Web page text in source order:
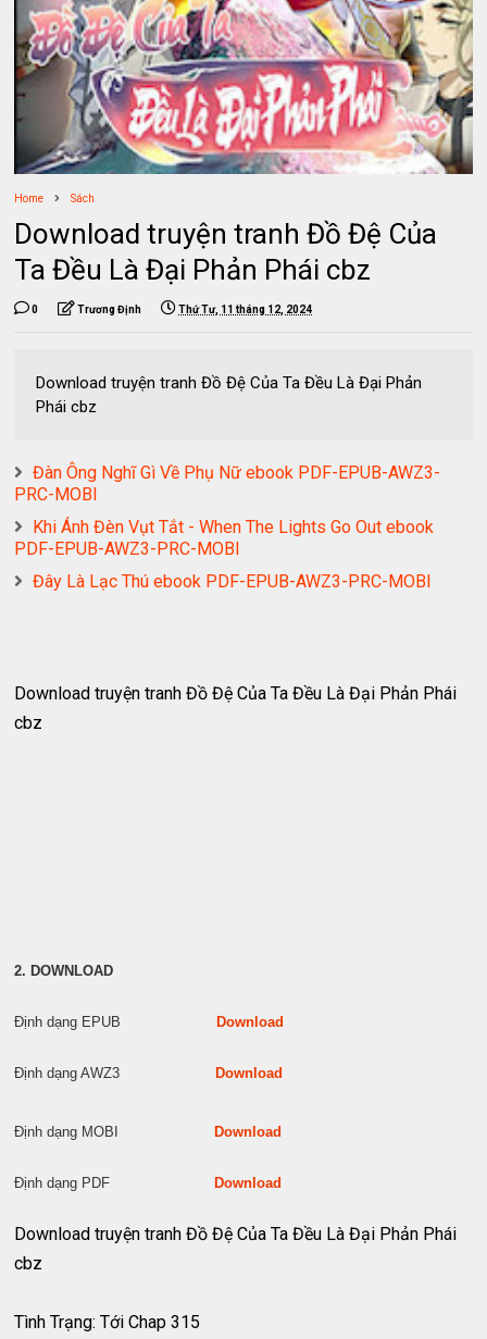
Home Sách
Download truyện tranh Đồ Đệ Của
Ta Đều Là Đại Phản Phái cbz
0 Trương Định Thứ Tư, 11 tháng 12, 2024
Download truyện tranh Đồ Đệ Của Ta Đều Là Đại Phản
Phái cbz
Đàn Ông Nghĩ Gì Về Phụ Nữ ebook PDF-EPUB-AWZ3-
PRC-MOBI
Khi Ánh Đèn Vụt Tắt - When The Lights Go Out ebook
PDF-EPUB-AWZ3-PRC-MOBI
Đây Là Lạc Thú ebook PDF-EPUB-AWZ3-PRC-MOBI
Download truyện tranh Đồ Đệ Của Ta Đều Là Đại Phản Phái
cbz
2. DOWNLOAD
Định dạng EPUBDownload
Định dạng AWZ3Download
Định dạng MOBIDownload
Định dạng PDFDownload
Download truyện tranh Đồ Đệ Của Ta Đều Là Đại Phản Phái
cbz
Tình Trạng: Tới Chap 315